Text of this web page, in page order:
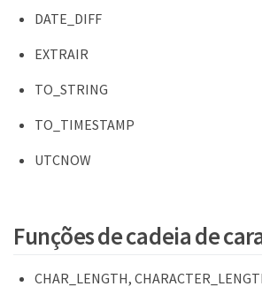
DATE_DIFF
EXTRAIR
TO_STRING
TO_TIMESTAMP
UTCNOW
Funções de cadeia de
CHAR_LENGTH,